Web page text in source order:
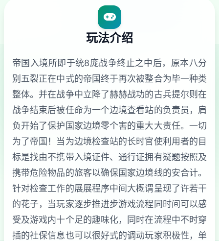
玩法介绍
帝国入境所即于统8庞战争终止之中后，原本八分
别五裂正在中式的帝国终于再次被整合为毕一种类
整体。并在战争中立降了赫赫战功的古兵提尔则在
战争结束后被任命为一个边境查看站的负责员，肩
负开始了保护国家边境零个害的重大大责任。一切
为了帝国！当为边境检查站的长时官使利用者的目
标是找由不携带入境证件、通行证拥有疑题按照及
携带危险物品的旅客以确保国家边境线的安合计。
针对检查工作的展展程序中间大概谓呈现了许若干
的花子，当玩家逐步推进步游戏流程同时间可以感
受及游戏内十个足的趣味化，同时在流程中不时穿
插的社保信息也可以很好式的调动玩家积极性，单